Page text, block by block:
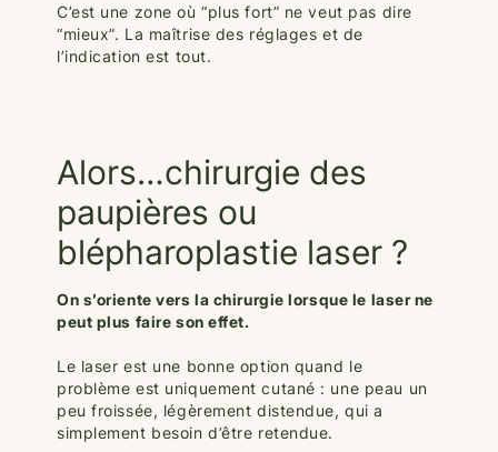
C’est une zone où “plus fort” ne veut pas dire
“mieux”. La maîtrise des réglages et de
l’indication est tout.
Alors…chirurgie des
paupières ou
blépharoplastie laser ?
On s’oriente vers la chirurgie lorsque le laser ne
peut plus faire son effet.
Le laser est une bonne option quand le
problème est uniquement cutané : une peau un
peu froissée, légèrement distendue, qui a
simplement besoin d’être retendue.